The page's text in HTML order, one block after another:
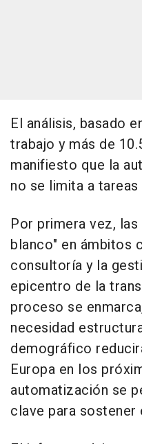
El análisis, basado
trabajo y más de
manifiesto que la
no se limita a tareas
Por primera vez,
blanco" en ámbitos
consultoría y la
epicentro de la
proceso se
necesidad
demográfico
Europa en los
automatización se
clave para